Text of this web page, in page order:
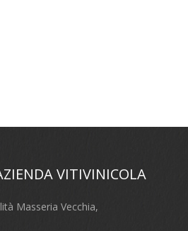
VITIVINICOLA
Masseria Vecchia,